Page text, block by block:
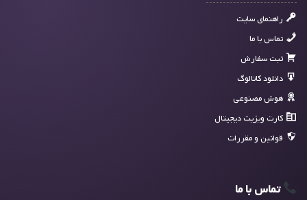
راهنمای سایت
تماس با ما
ثبت سفارش
دانلود کاتالوگ
هوش مصنوعی
کارت ویزیت دیجیتال
قوانین و مقررات
تماس با ما